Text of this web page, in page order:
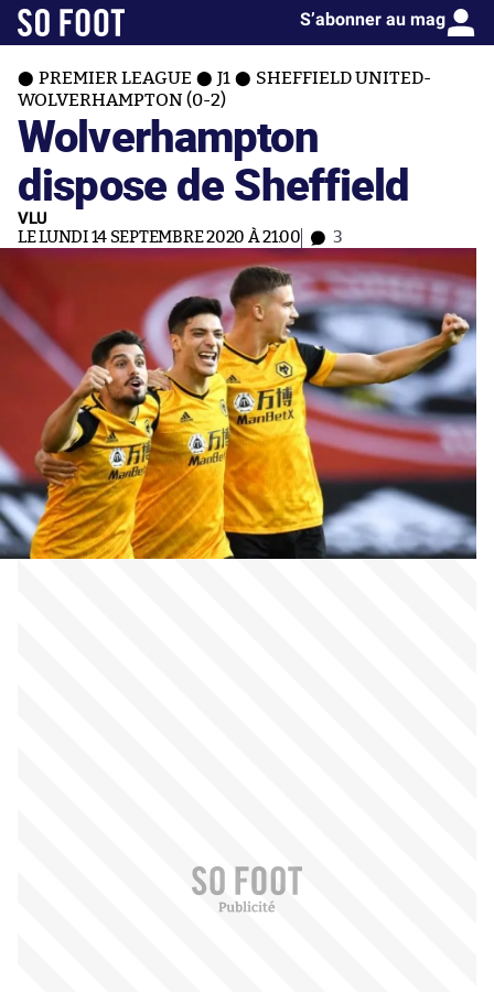
S’abonner au mag
PREMIER LEAGUE J1
SHEFFIELD UNITED-
WOLVERHAMPTON (0-2)
Wolverhampton
dispose de Sheffield
VLU
LE LUNDI 14 SEPTEMBRE 2020 À 21:00 3